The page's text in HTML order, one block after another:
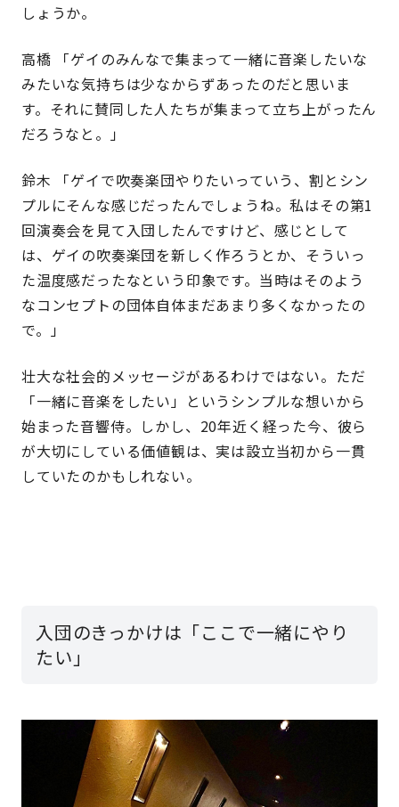
しょうか。
高橋 「ゲイのみんなで集まって一緒に音楽したいな
みたいな気持ちは少なからずあったのだと思いま
す。それに賛同した人たちが集まって立ち上がったん
だろうなと。」
鈴木 「ゲイで吹奏楽団やりたいっていう、割とシン
プルにそんな感じだったんでしょうね。私はその第1
回演奏会を見て入団したんですけど、感じとして
は、ゲイの吹奏楽団を新しく作ろうとか、そういっ
た温度感だったなという印象です。当時はそのよう
なコンセプトの団体自体まだあまり多くなかったの
で。」
壮大な社会的メッセージがあるわけではない。ただ
「一緒に音楽をしたい」というシンプルな想いから
始まった音響侍。しかし、20年近く経った今、彼ら
が大切にしている価値観は、実は設立当初から一貫
していたのかもしれない。
入団のきっかけは「ここで一緒にやり
たい」